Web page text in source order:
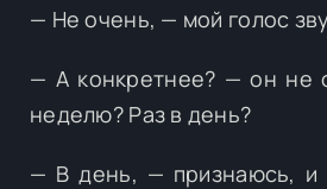
— Не очень, — мой голос
— А конкретнее? — он не
неделю? Раз в день?
— В день, — признаюсь, и